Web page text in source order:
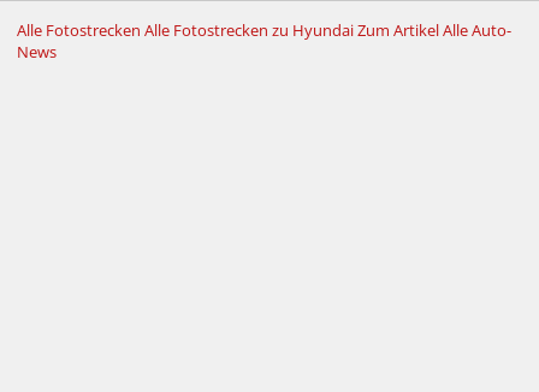
Alle Fotostrecken Alle Fotostrecken zu HyundaiZum ArtikelAlle Auto-
News